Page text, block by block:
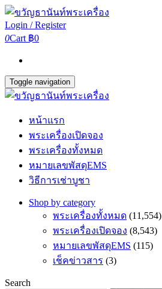
Login / Register
0Cart ฿0
Toggle navigation
หน้าแรก
พระเครื่องเปิดจอง
พระเครื่องทั้งหมด
หมายเลขพัสดุEMS
วิธีการเช่าบูชา
Shop by category
พระเครื่องทั้งหมด (11,554)
พระเครื่องเปิดจอง (8,543)
หมายเลขพัสดุEMS (115)
เช็คข่าวสาร (3)
Search